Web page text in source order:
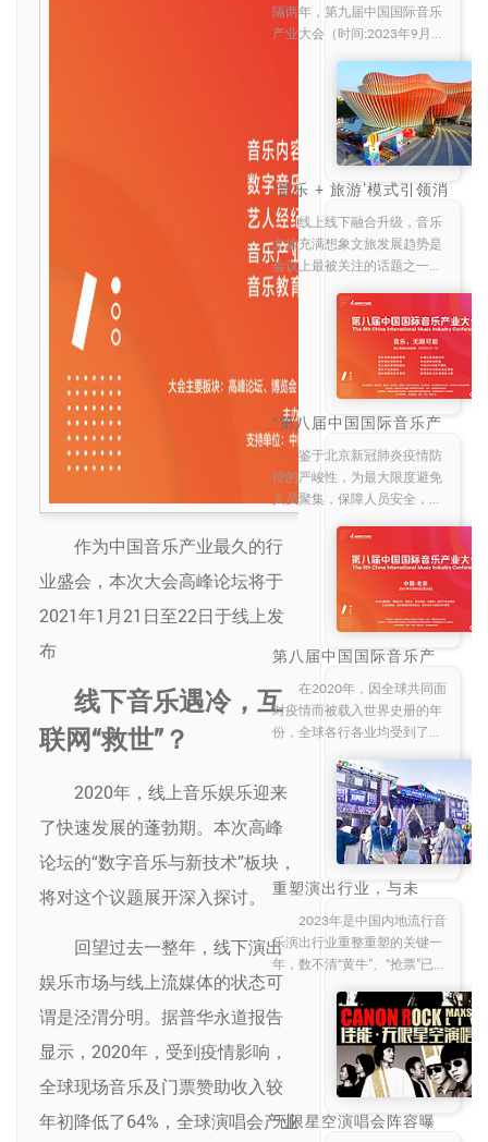
作为中国音乐产业最久的行
业盛会，本次大会高峰论坛将于
2021年1月21日至22日于线上发
布
线下音乐遇冷，互
联网“救世”？
2020年，线上音乐娱乐迎来
了快速发展的蓬勃期。本次高峰
论坛的“数字音乐与新技术”板块，
将对这个议题展开深入探讨。
回望过去一整年，线下演出
娱乐市场与线上流媒体的状态可
谓是泾渭分明。据普华永道报告
显示，2020年，受到疫情影响，
全球现场音乐及门票赞助收入较
年初降低了64%，全球演唱会产业
乐产业板块解读
隔两年，第九届中国国际音乐
产业大会（时间:2023年9月
酒店）正式启动。这是一个鼓
励音乐界各方合作的盛会，旨
在促进音乐行业之间的交流。
并且希望以本次大会为基石，
不仅是提供一个舞台更是为大
家提供一个发声共进的契机。
中国国际音乐产业大会发起
人、国家音乐产业基地负责人
唐月明先生表示‘过去这几年疫
情对音乐行业及演出事业造成
了巨大影响，出现了很多线上
直播演唱会等项目，让我们对
音乐行业的发展重新进行思
考。疫情后今年现场演出逐渐
复苏，暑期演出过百亿收入，
‘音乐 + 旅游’模式引领消
费大爆发，为文旅注入
新活力线上线下融合升级，音乐
文旅充满想象文旅发展趋势是
会议上最被关注的话题之一。
文化旅游的兴起为音乐产业提
供了新的发展机遇。如何充分
利用地方文化资源，结合旅游
业的发展，推动音乐产业与文
旅产业的深度融合，进一步促
进音乐产业的发展将会是目前
面临的最直观最值得延伸的话
题。本次中国国际音乐产业大
会将音乐与文旅相结合，充分
体现“同行共声”的主题思想，
将邀请到北京市文化创意产业
发展服务有限公司党支部副书
记贾立斌、上海脉驰文化发展
有限公司李壬和、山海文旅集
团总裁赵佳
“第八届中国国际音乐产
业大会”将更改为线上举
办，高峰论坛议题发布
鉴于北京新冠肺炎疫情防
控的严峻性，为最大限度避免
人员聚集，保障人员安全，原
京举办的 第八届中国国际音乐
产业大会 高峰论坛将在2021
年1月21日至22日改为线上方
第八届中国国际音乐产
在2020年，因全球共同面
对疫情而被载入世界史册的年
份，全球各行各业均受到了不
业，数据显示，受新冠疫情影
响，英国音乐产业收益大幅减
少30亿英镑，这意味着今年英
国音乐产业规模
重塑演出行业，与未
际音乐产 业大会演出产
业板块解读
2023年是中国内地流行音
乐演出行业重整重塑的关键一
年，数不清“黄牛”、“抢票”已经
上了多少次热搜，热门演唱会
门票难抢已经是“出圈”的社会
议题，不再只局限于流行音乐
行业内部，而是成为全民话
题。2023年9月13日，文化和
旅游部、公安部联合发布《关
于进一步加强大型营业性演出
无限星空演唱会阵容曝